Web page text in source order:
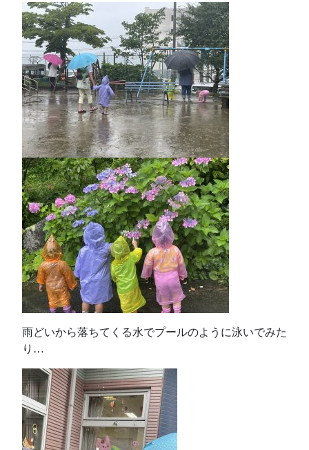
雨どいから落ちてくる水でプールのように泳いでみた
り…